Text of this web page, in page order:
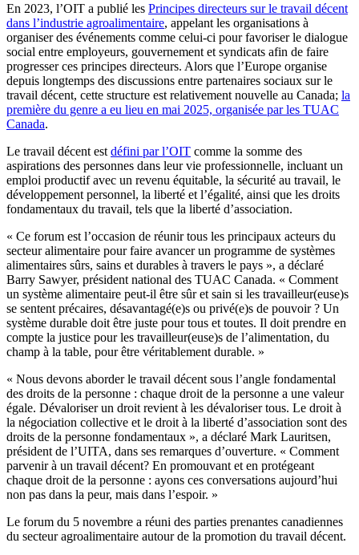
En 2023, l’OIT a publié les Principes directeurs sur le travail décent
dans l’industrie agroalimentaire, appelant les organisations à
organiser des événements comme celui-ci pour favoriser le dialogue
social entre employeurs, gouvernement et syndicats afin de faire
progresser ces principes directeurs. Alors que l’Europe organise
depuis longtemps des discussions entre partenaires sociaux sur le
travail décent, cette structure est relativement nouvelle au Canada; la
première du genre a eu lieu en mai 2025, organisée par les TUAC
Canada.
Le travail décent est défini par l’OIT comme la somme des
aspirations des personnes dans leur vie professionnelle, incluant un
emploi productif avec un revenu équitable, la sécurité au travail, le
développement personnel, la liberté et l’égalité, ainsi que les droits
fondamentaux du travail, tels que la liberté d’association.
« Ce forum est l’occasion de réunir tous les principaux acteurs du
secteur alimentaire pour faire avancer un programme de systèmes
alimentaires sûrs, sains et durables à travers le pays », a déclaré
Barry Sawyer, président national des TUAC Canada. « Comment
un système alimentaire peut-il être sûr et sain si les travailleur(euse)s
se sentent précaires, désavantagé(e)s ou privé(e)s de pouvoir ? Un
système durable doit être juste pour tous et toutes. Il doit prendre en
compte la justice pour les travailleur(euse)s de l’alimentation, du
champ à la table, pour être véritablement durable. »
« Nous devons aborder le travail décent sous l’angle fondamental
des droits de la personne : chaque droit de la personne a une valeur
égale. Dévaloriser un droit revient à les dévaloriser tous. Le droit à
la négociation collective et le droit à la liberté d’association sont des
droits de la personne fondamentaux », a déclaré Mark Lauritsen,
président de l’UITA, dans ses remarques d’ouverture. « Comment
parvenir à un travail décent? En promouvant et en protégeant
chaque droit de la personne : ayons ces conversations aujourd’hui
non pas dans la peur, mais dans l’espoir. »
Le forum du 5 novembre a réuni des parties prenantes canadiennes
du secteur agroalimentaire autour de la promotion du travail décent.